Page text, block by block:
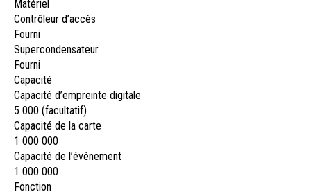
Matériel
Contrôleur d’accès
Fourni
Supercondensateur
Fourni
Capacité
Capacité d’empreinte digitale
5 000 (facultatif)
Capacité de la carte
1 000 000
Capacité de l’événement
1 000 000
Fonction